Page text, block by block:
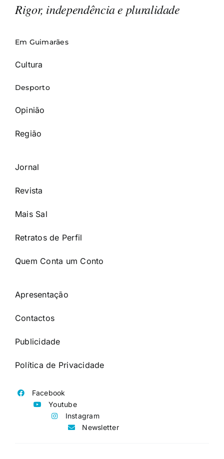
Rigor, independência e pluralidade
Em Guimarães
Cultura
Desporto
Opinião
Região
Jornal
Revista
Mais Sal
Retratos de Perfil
Quem Conta um Conto
Apresentação
Contactos
Publicidade
Política de Privacidade
Facebook
Youtube
Instagram
Newsletter